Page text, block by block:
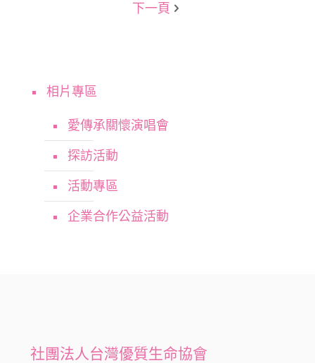
下一頁
相片專區
愛傳承關懷演唱會
探訪活動
活動專區
企業合作公益活動
社團法人台灣優質生命協會